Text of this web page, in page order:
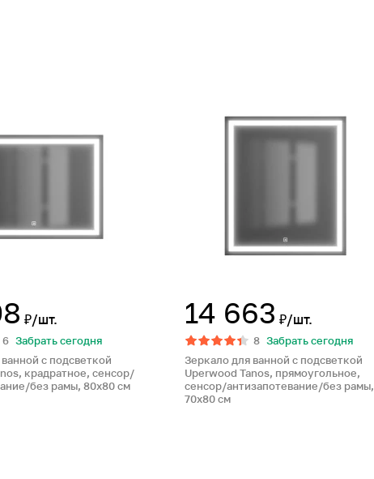
₽/шт.
6 Забрать сегодня
с подсветкой
крадратное, сенсор/
без рамы, 80х80 см
14 663 ₽/шт.
8 Забрать сегодня
Зеркало для ванной с подсветкой
Uperwood Tanos, прямоугольное,
сенсор/антизапотевание/без рамы,
70х80 см